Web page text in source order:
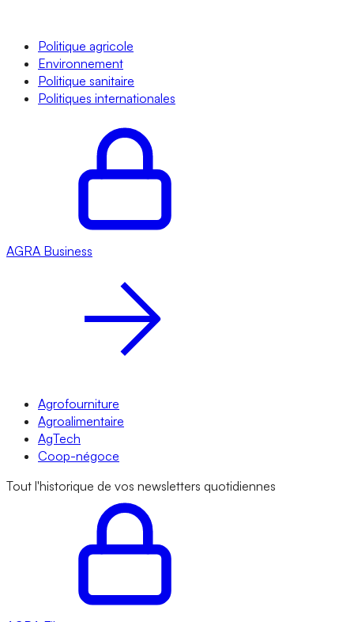
Politique agricole
Environnement
Politique sanitaire
Politiques internationales
AGRA Business
Agrofourniture
Agroalimentaire
AgTech
Coop-négoce
Tout l'historique de vos newsletters quotidiennes